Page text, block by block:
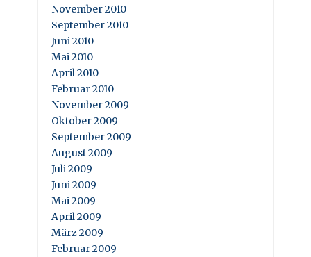
November 2010
September 2010
Juni 2010
Mai 2010
April 2010
Februar 2010
November 2009
Oktober 2009
September 2009
August 2009
Juli 2009
Juni 2009
Mai 2009
April 2009
März 2009
Februar 2009